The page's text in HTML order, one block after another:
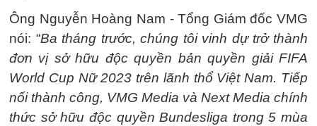
Ông Nguyễn Hoàng Nam - Tổng Giám đốc VMG
nói: “Ba tháng trước, chúng tôi vinh dự trở thành
đơn vị sở hữu độc quyền bản quyền giải FIFA
World Cup Nữ 2023 trên lãnh thổ Việt Nam. Tiếp
nối thành công, VMG Media và Next Media chính
thức sở hữu độc quyền Bundesliga trong 5 mùa